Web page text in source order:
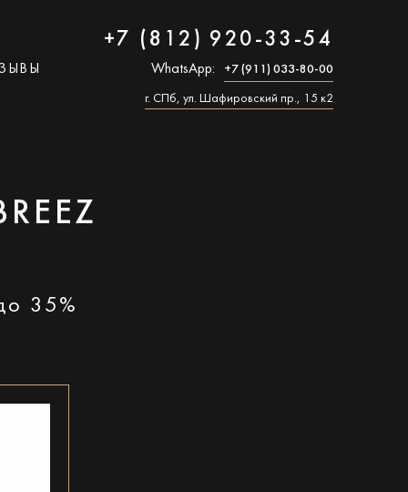
+7 (812) 920-33-54
WhatsApp: +7 (911) 033-80-00
г. СПб, ул. Шафировский пр., 15 к2
35%